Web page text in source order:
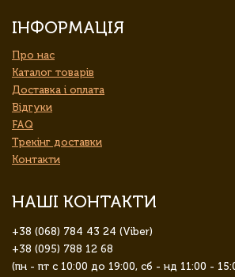
ІНФОРМАЦІЯ
Про нас
Каталог товарів
Доставка і оплата
Відгуки
FAQ
Трекінг доставки
Контакти
НАШІ КОНТАКТИ
+38 (068) 784 43 24 (Viber)
+38 (095) 788 12 68
(пн - пт с 10:00 до 19:00, сб - нд 11:00 -